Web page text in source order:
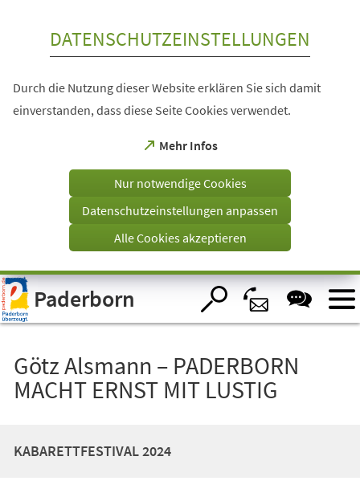
Visuelle
Assistenzsoftware
öffnen.
DATENSCHUTZEINSTELLUNGEN
Durch die Nutzung dieser Website erklären Sie sich damit
einverstanden, dass diese Seite Cookies verwendet.
Mehr Infos
(Öffnet
einem
Tab)
Nur notwendige Cookies
Datenschutzeinstellungen anpassen
Alle Cookies akzeptieren
Paderborn
Götz Alsmann – PADERBORN
MACHT ERNST MIT LUSTIG
KABARETTFESTIVAL 2024